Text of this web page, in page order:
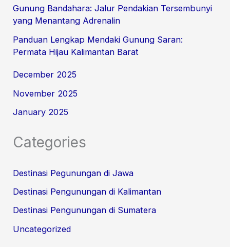
Gunung Bandahara: Jalur Pendakian Tersembunyi
yang Menantang Adrenalin
Panduan Lengkap Mendaki Gunung Saran:
Permata Hijau Kalimantan Barat
December 2025
November 2025
January 2025
Categories
Destinasi Pegunungan di Jawa
Destinasi Pengunungan di Kalimantan
Destinasi Pengunungan di Sumatera
Uncategorized